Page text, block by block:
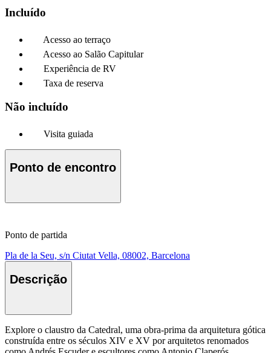
Incluído
Acesso ao terraço
Acesso ao Salão Capitular
Experiência de RV
Taxa de reserva
Não incluído
Visita guiada
Ponto de encontro
Ponto de partida
Pla de la Seu, s/n Ciutat Vella, 08002, Barcelona
Descrição
Explore o claustro da Catedral, uma obra-prima da arquitetura gótica
construída entre os séculos XIV e XV por arquitetos renomados